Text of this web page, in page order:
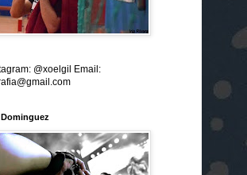
@xoelgil Email: